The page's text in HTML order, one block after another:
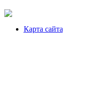
Карта сайта